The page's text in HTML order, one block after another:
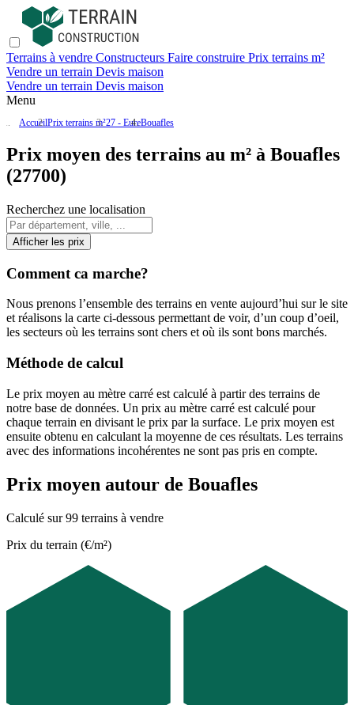
Terrains à vendre Constructeurs Faire construire Prix terrains m²
Vendre un terrain Devis maison
Vendre un terrain Devis maison
Menu
AccueilPrix terrains m²27 - EureBouafles
Prix moyen des terrains au m² à Bouafles
(27700)
Recherchez une localisation
Afficher les prix
Comment ca marche?
Nous prenons l’ensemble des terrains en vente aujourd’hui sur le site
et réalisons la carte ci-dessous permettant de voir, d’un coup d’oeil,
les secteurs où les terrains sont chers et où ils sont bons marchés.
Méthode de calcul
Le prix moyen au mètre carré est calculé à partir des terrains de
notre base de données. Un prix au mètre carré est calculé pour
chaque terrain en divisant le prix par la surface. Le prix moyen est
ensuite obtenu en calculant la moyenne de ces résultats. Les terrains
avec des informations incohérentes ne sont pas pris en compte.
Prix moyen autour de Bouafles
Calculé sur 99 terrains à vendre
Prix du terrain (€/m²)